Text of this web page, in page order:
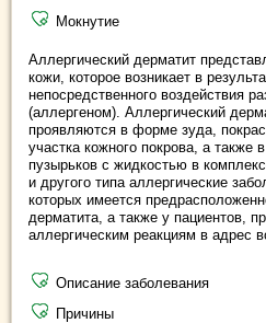
Мокнутие
Аллергический дерматит
кожи, которое возникает в
непосредственного воздействия
(аллергеном). Аллергический
проявляются в форме зуда,
участка кожного покрова, а также
пузырьков с жидкостью в
и другого типа аллергические
которых имеется
дерматита, а также у пациентов,
аллергическим реакциям в адрес
Описание заболевания
Причины